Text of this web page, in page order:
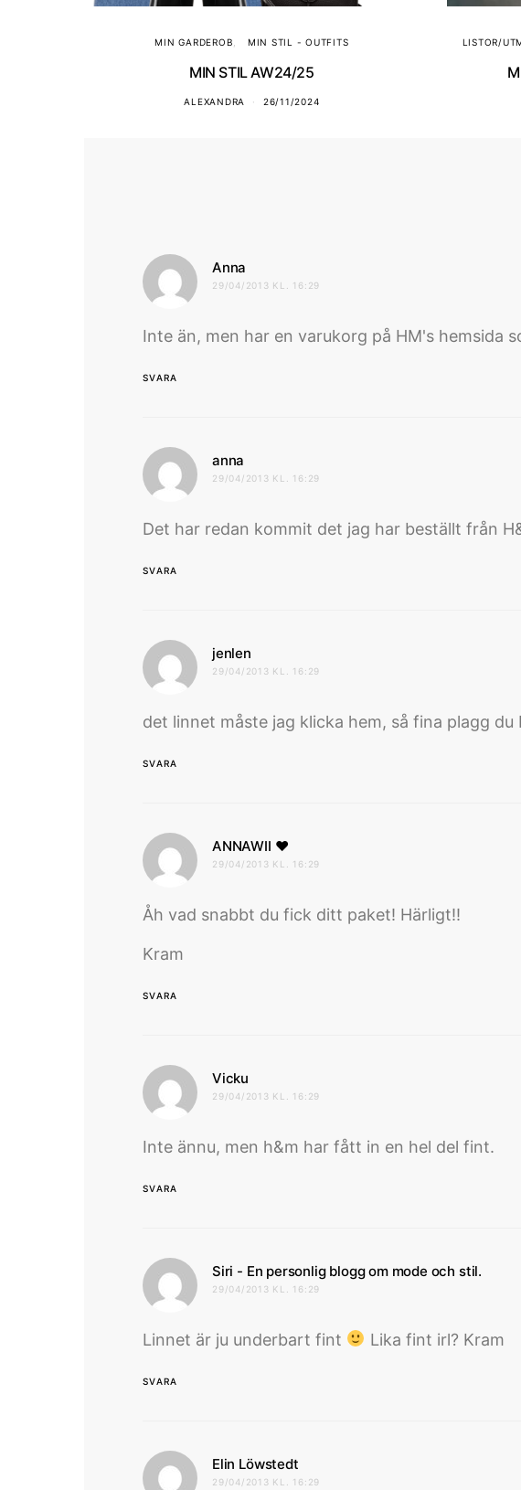
MIN GARDEROB MIN STIL - OUTFITS
MIN STIL AW24/25
ALEXANDRA 26/11/2024
LISTOR/
Anna
29/04/2013 KL. 16:29
Inte än, men har en varukorg på HM's hemsida
SVARA
anna
29/04/2013 KL. 16:29
Det har redan kommit det jag har beställt från
SVARA
jenlen
29/04/2013 KL. 16:29
det linnet måste jag klicka hem, så fina plagg
SVARA
ANNAWII ♥
29/04/2013 KL. 16:29
Åh vad snabbt du fick ditt paket! Härligt!!
Kram
SVARA
Vicku
29/04/2013 KL. 16:29
Inte ännu, men h&m har fått in en hel del fint.
SVARA
Siri - En personlig blogg om mode och stil.
29/04/2013 KL. 16:29
Linnet är ju underbart fint Lika fint irl? Kram
SVARA
Elin Löwstedt
29/04/2013 KL. 16:29